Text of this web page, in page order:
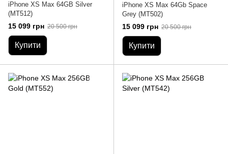
iPhone XS Max 64GB Silver
(MT512)
15 099 грн 20 500 грн
Купити
iPhone XS Max 64Gb Space
Grey (MT502)
15 099 грн 20 500 грн
Купити